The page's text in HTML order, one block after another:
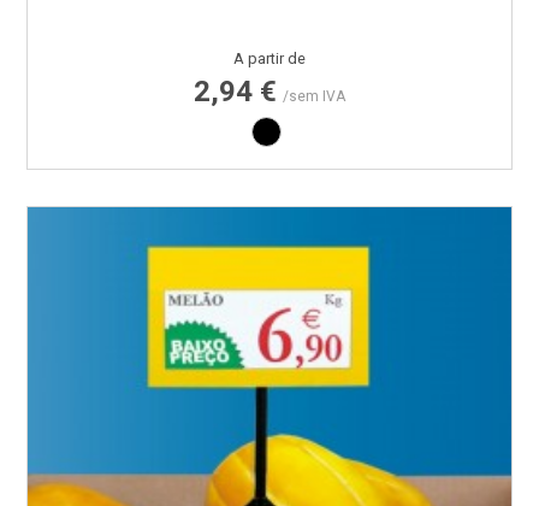
Preço
A partir de
2,94 € /sem IVA
Preto